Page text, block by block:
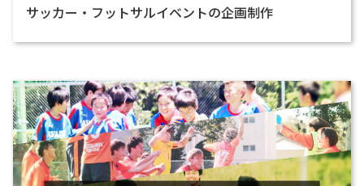
サッカー・フットサルイベントの企画制作